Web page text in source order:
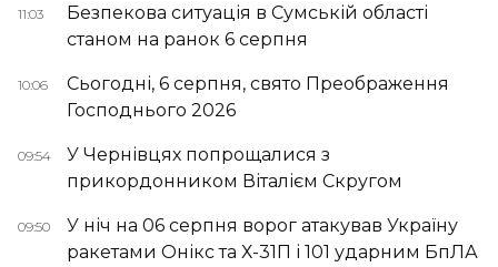
11:03
Безпекова ситуація в Сумській області
станом на ранок 6 серпня
10:06
Сьогодні, 6 серпня, свято Преображення
Господнього 2026
09:54
У Чернівцях попрощалися з
прикордонником Віталієм Скругом
09:50
У ніч на 06 серпня ворог атакував Україну
ракетами Онікс та Х-31П і 101 ударним БпЛА